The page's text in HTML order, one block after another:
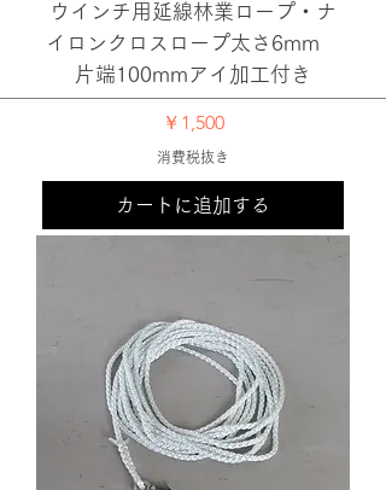
ウインチ用延線林業ロープ・ナ
イロンクロスロープ太さ6mm
片端100mmアイ加工付き
価格
￥1,500
消費税抜き
カートに追加する